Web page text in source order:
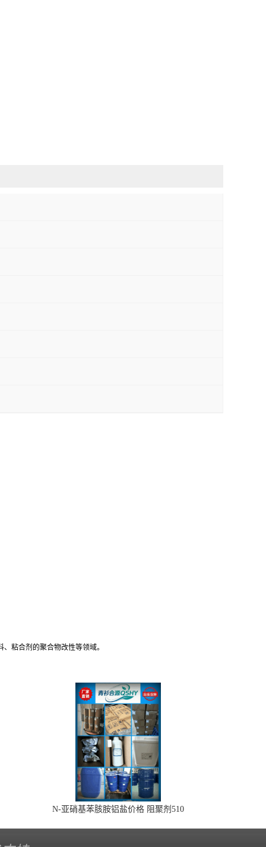
粘合剂的聚合物改性等领域。
N-亚硝基苯胲胺铝盐价格 阻聚剂510